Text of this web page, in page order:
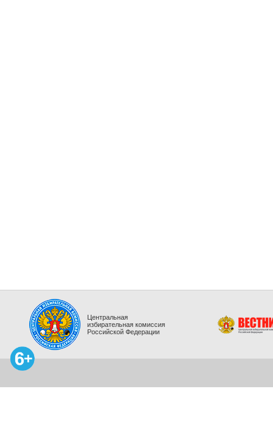
Центральная
избирательная комиссия
Российской Федерации